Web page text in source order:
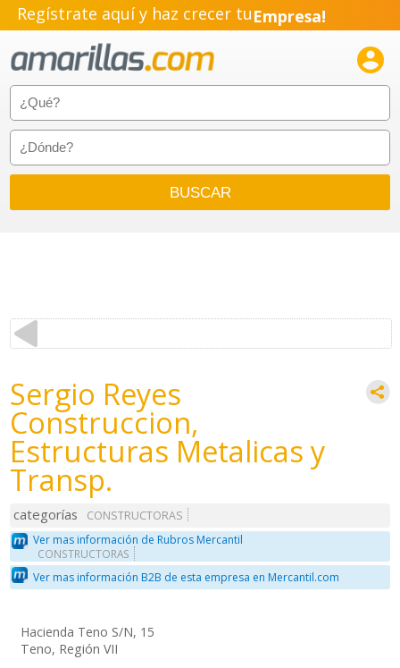
Regístrate aquí y haz crecer tuEmpresa!
Pyme!
Emprendimiento!

Sergio Reyes
Construccion,
Estructuras Metalicas y
Transp.
categorías
CONSTRUCTORAS
Ver mas información de Rubros Mercantil
CONSTRUCTORAS
Ver mas información B2B de esta empresa en Mercantil.com
Hacienda Teno S/N, 15
Teno, Región VII